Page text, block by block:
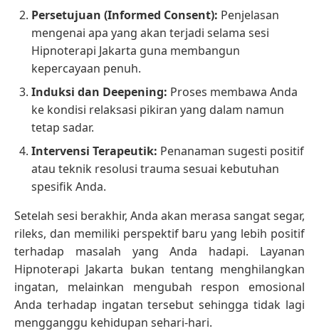
Persetujuan (Informed Consent): Penjelasan
mengenai apa yang akan terjadi selama sesi
Hipnoterapi Jakarta guna membangun
kepercayaan penuh.
Induksi dan Deepening: Proses membawa Anda
ke kondisi relaksasi pikiran yang dalam namun
tetap sadar.
Intervensi Terapeutik: Penanaman sugesti positif
atau teknik resolusi trauma sesuai kebutuhan
spesifik Anda.
Setelah sesi berakhir, Anda akan merasa sangat segar,
rileks, dan memiliki perspektif baru yang lebih positif
terhadap masalah yang Anda hadapi. Layanan
Hipnoterapi Jakarta bukan tentang menghilangkan
ingatan, melainkan mengubah respon emosional
Anda terhadap ingatan tersebut sehingga tidak lagi
mengganggu kehidupan sehari-hari.